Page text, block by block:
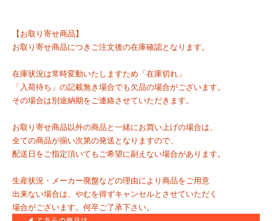
【お取り寄せ商品】
お取り寄せ商品につきご注文後の在庫確認となります。
在庫状況は常時変動いたしますため「在庫切れ」
「入荷待ち」の記載無き場合でも欠品の場合がございます。
その場合は別途納期をご連絡させていただきます。
お取り寄せ商品以外の商品と一緒にお買い上げの場合は、
全ての商品が揃い次第の発送となりますので、
配送日をご指定頂いてもご希望に副えない場合があります。
生産状況・メーカー廃盤などの理由により商品をご用意
出来ない場合は、やむを得ずキャンセルとさせていただく
場合がございます。何卒ご了承下さい。